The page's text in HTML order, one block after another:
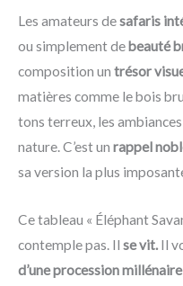
Les amateurs desafaris
ou simplement de beauté
composition un trésor
matières comme le bois
tons terreux, les
nature. C’est un rappel
sa version la plus
Ce tableau « Éléphant
contemple pas. Il se vit. Il
d’une procession millénaire